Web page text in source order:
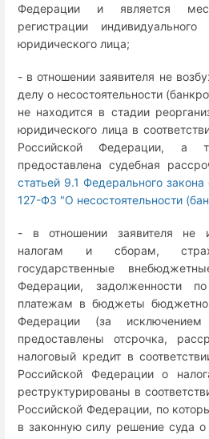
Федерации и является
регистрации
юридического лица;
- в отношении заявителя не
делу о несостоятельности
не находится в стадии
юридического лица в
Российской Федерации, а
предоставлена судебная
статьей 9.1 Федерального
127-ФЗ "О несостоятельности
- в отношении заявителя не
налогам и сборам,
государственные
Федерации, задолженности
платежам в бюджеты
Федерации (за
предоставлены отсрочка,
налоговый кредит в
Российской Федерации о
реструктурированы в
Российской Федерации, по
в законную силу решение суда о